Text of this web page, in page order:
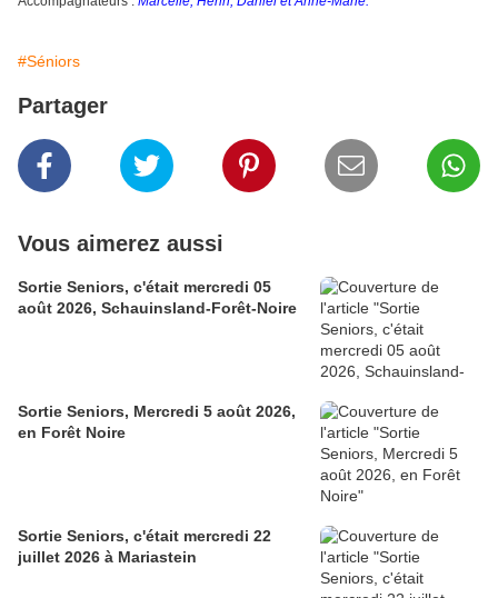
#Séniors
Partager
Vous aimerez aussi
Sortie Seniors, c'était mercredi 05
août 2026, Schauinsland-Forêt-Noire
Sortie Seniors, Mercredi 5 août 2026,
en Forêt Noire
Sortie Seniors, c'était mercredi 22
juillet 2026 à Mariastein